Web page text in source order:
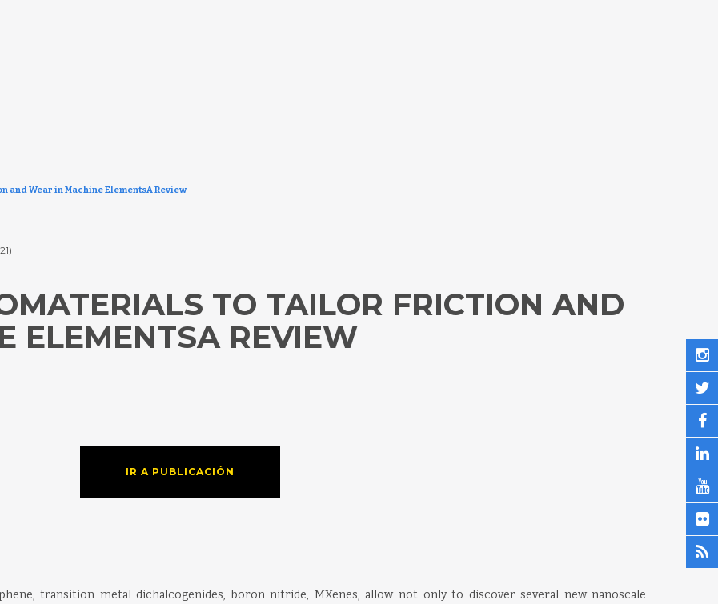
Wear in Machine ElementsA Review
TO TAILOR FRICTION AND
ELEMENTSA REVIEW
IR A PUBLICACIÓN
transition metal dichalcogenides, boron nitride, MXenes, allow not only to discover several new nanoscale